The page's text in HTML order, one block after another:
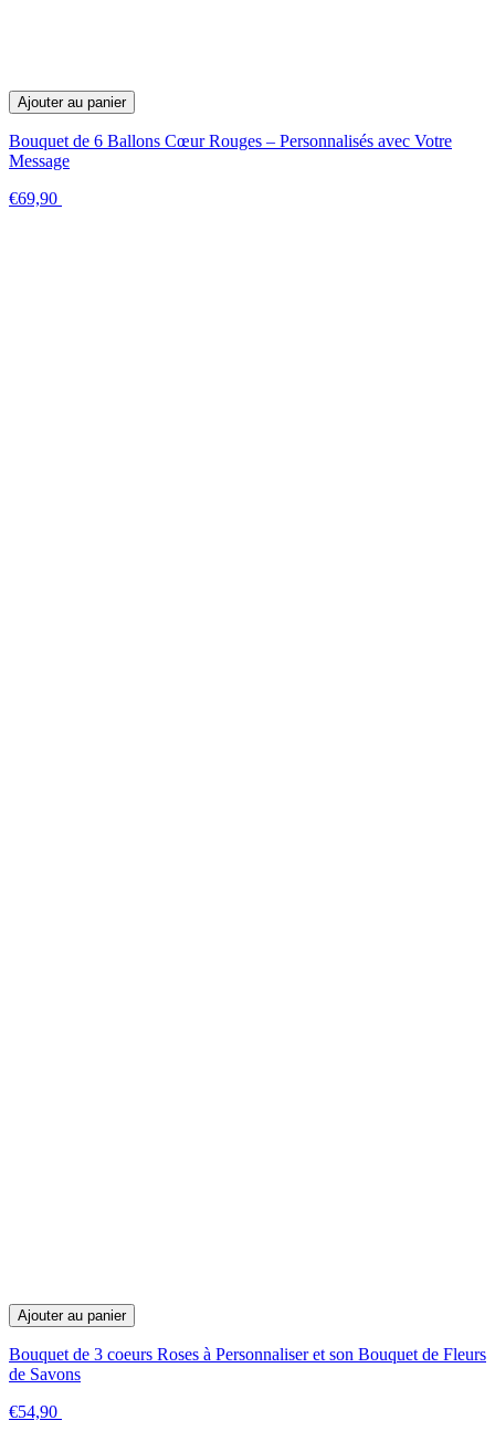
Ajouter au panier
Bouquet de 6 Ballons Cœur Rouges – Personnalisés avec Votre
Message
€69,90
Ajouter au panier
Bouquet de 3 coeurs Roses à Personnaliser et son Bouquet de Fleurs
de Savons
€54,90